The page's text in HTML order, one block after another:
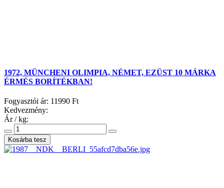
1972, MÜNCHENI OLIMPIA, NÉMET, EZÜST 10 MÁRKA
ÉRMÉS BORÍTÉKBAN!
Fogyasztói ár: 11990 Ft
Kedvezmény:
Ár / kg: